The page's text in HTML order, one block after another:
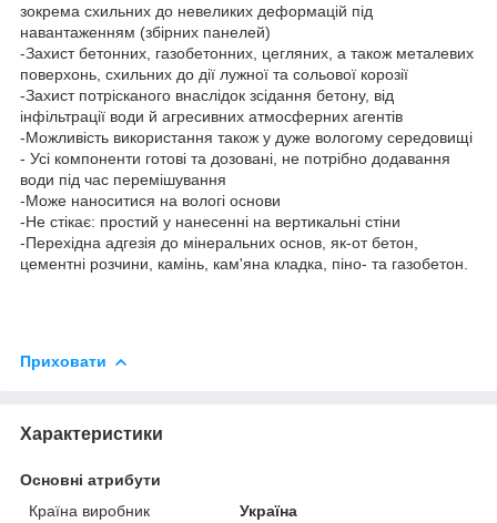
зокрема схильних до невеликих деформацій під
навантаженням (збірних панелей)
-Захист бетонних, газобетонних, цегляних, а також металевих
поверхонь, схильних до дії лужної та сольової корозії
-Захист потрісканого внаслідок зсідання бетону, від
інфільтрації води й агресивних атмосферних агентів
-Можливість використання також у дуже вологому середовищі
- Усі компоненти готові та дозовані, не потрібно додавання
води під час перемішування
-Може наноситися на вологі основи
-Не стікає: простий у нанесенні на вертикальні стіни
-Перехідна адгезія до мінеральних основ, як-от бетон,
цементні розчини, камінь, кам'яна кладка, піно- та газобетон.
Приховати
Характеристики
Основні атрибути
Країна виробник
Україна